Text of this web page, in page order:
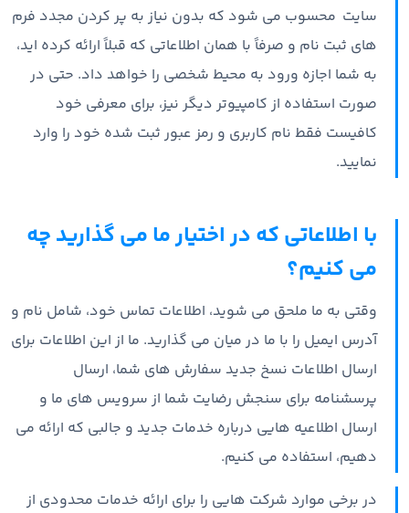
سایت محسوب می شود که بدون نیاز به پر کردن مجدد فرم
های ثبت نام و صرفاً با همان اطلاعاتی که قبلاً ارائه کرده اید،
به شما اجازه ورود به محیط شخصی را خواهد داد. حتی در
صورت استفاده از کامپیوتر دیگر نیز، برای معرفی خود
کافیست فقط نام کاربری و رمز عبور ثبت شده‌ خود را وارد
نمایید.
با اطلاعاتی که در اختیار ما می گذارید چه
می کنیم؟
وقتی به ما ملحق می شوید، اطلاعات تماس خود، شامل نام و
آدرس ایمیل را با ما در میان می گذارید. ما از این اطلاعات برای
ارسال اطلاعات نسخ جدید سفارش های شما، ارسال
پرسشنامه برای سنجش رضایت شما از سرویس های ما و
ارسال اطلاعیه هایی درباره خدمات جدید و جالبی که ارائه می
دهیم، استفاده می کنیم.
در برخی موارد شرکت هایی را برای ارائه خدمات محدودی از